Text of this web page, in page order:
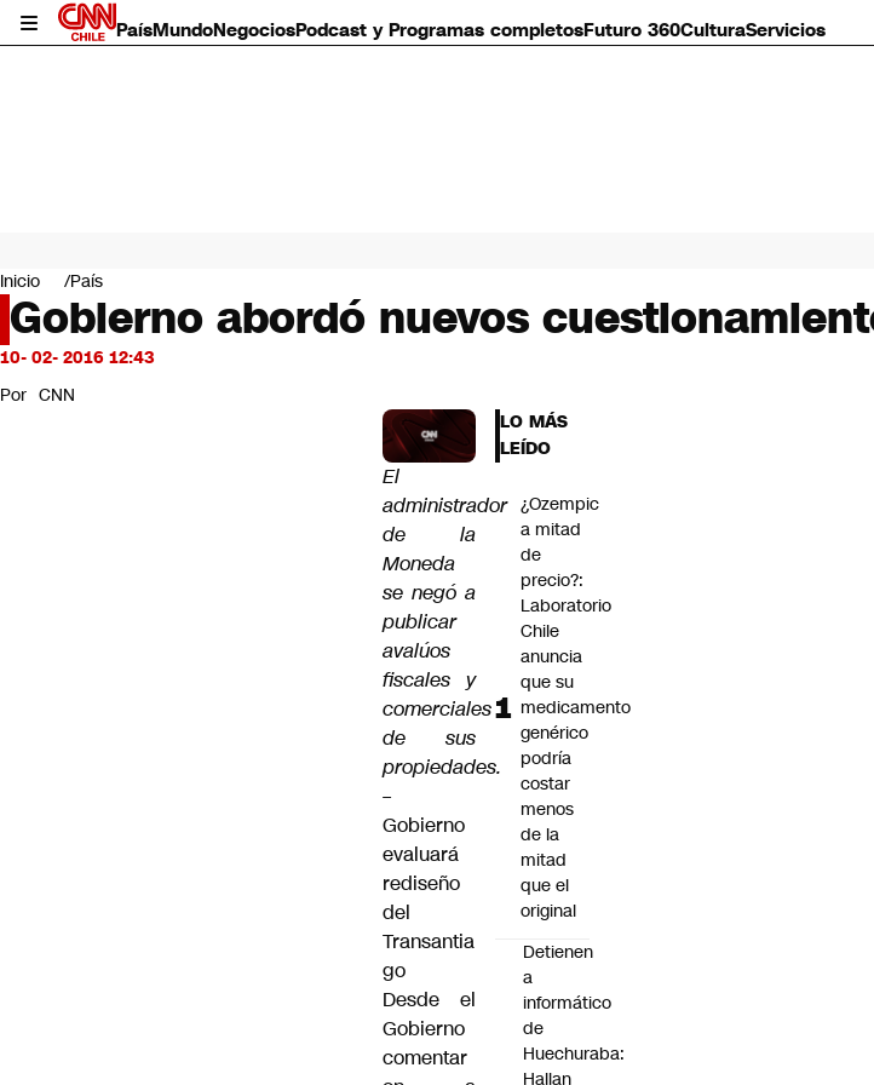
PaísMundoNegociosPodcast y Programas completosFuturo 360CulturaServicios
Mundo
Negocios
Deportes
Programas completos
Servicios
Inicio País
Gobierno abordó nuevos
10- 02- 2016 12:43
Por CNN
El
administrador
de la
Moneda
se negó a
publicar
avalúos
fiscales y
comerciales
de sus
propiedades.
–
Gobierno
evaluará
rediseño
del
Transantia
go
Desde el
Gobierno
comentar
LO MÁS
LEÍDO
¿Ozempic
a mitad
de
precio?:
Laboratorio
Chile
anuncia
que su
medicamento
genérico
podría
costar
menos
de la
mitad
que el
original
Detienen
a
informático
de
Huechuraba:
Hallan